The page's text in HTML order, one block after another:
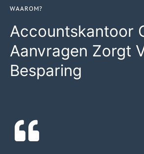
WAAROM?
Accountskantoor
Aanvragen Zorgt
Besparing